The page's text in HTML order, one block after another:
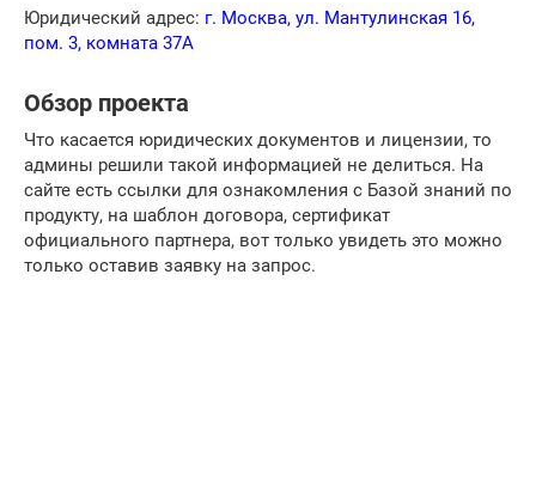
Юридический адрес: г. Москва, ул. Мантулинская 16,
пом. 3, комната 37А
Обзор проекта
Что касается юридических документов и лицензии, то
админы решили такой информацией не делиться. На
сайте есть ссылки для ознакомления с Базой знаний по
продукту, на шаблон договора, сертификат
официального партнера, вот только увидеть это можно
только оставив заявку на запрос.